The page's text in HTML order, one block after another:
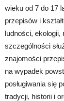
wieku od 7 do 17
przepisów i
ludności,
szczególności
znajomości
na wypadek
posługiwania się
tradycji, historii i